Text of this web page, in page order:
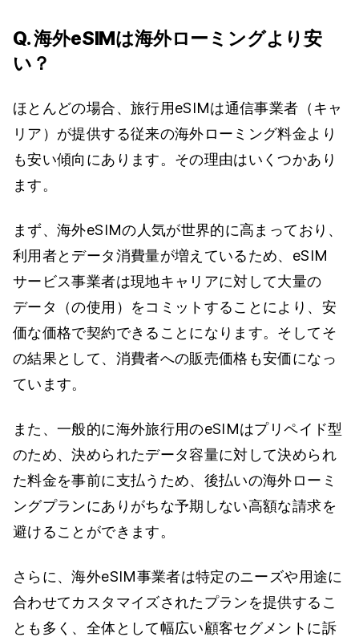
Q. 海外eSIMは海外ローミングより安
い？
ほとんどの場合、旅行用eSIMは通信事業者（キャ
リア）が提供する従来の海外ローミング料金より
も安い傾向にあります。その理由はいくつかあり
ます。
まず、海外eSIMの人気が世界的に高まっており、
利用者とデータ消費量が増えているため、eSIM
サービス事業者は現地キャリアに対して大量の
データ（の使用）をコミットすることにより、安
価な価格で契約できることになります。そしてそ
の結果として、消費者への販売価格も安価になっ
ています。
また、一般的に海外旅行用のeSIMはプリペイド型
のため、決められたデータ容量に対して決められ
た料金を事前に支払うため、後払いの海外ローミ
ングプランにありがちな予期しない高額な請求を
避けることができます。
さらに、海外eSIM事業者は特定のニーズや用途に
合わせてカスタマイズされたプランを提供するこ
とも多く、全体として幅広い顧客セグメントに訴